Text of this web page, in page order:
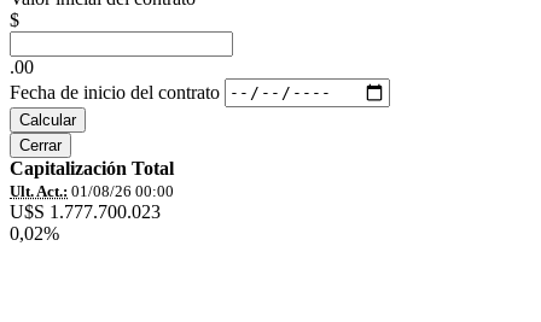
$
.00
Fecha de inicio del contrato
Calcular
Cerrar
Capitalización Total
Ult. Act.: 01/08/26 00:00
U$S 1.777.700.023
0,02%